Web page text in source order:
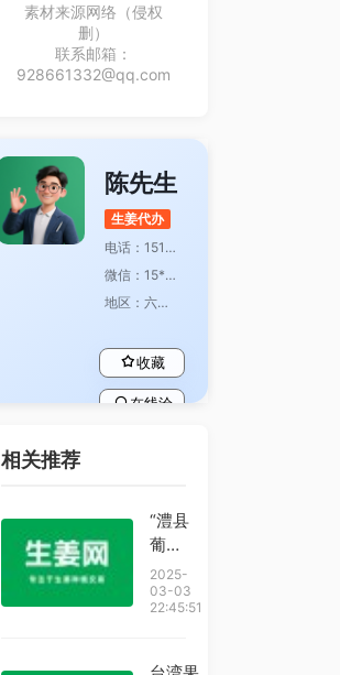
素材来源网络（侵权
删）
联系邮箱：
928661332@qq.com
陈先生
生姜代办
电话：151********
微信：15*****
地区：六盘水
收藏
在线洽
相关推荐
“澧县
葡
萄”栽
培技术
获全省
2025-
03-03
22:45:51